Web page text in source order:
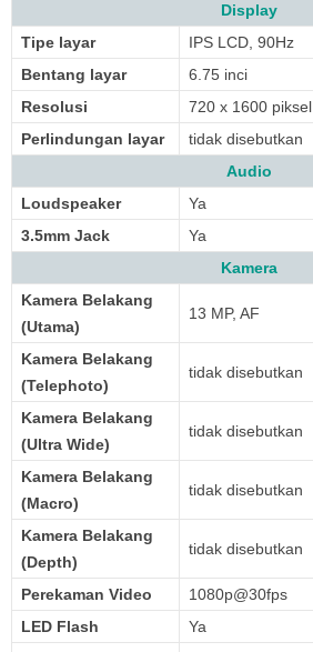
Display
Tipe layar
IPS LCD, 90Hz
Bentang layar
6.75 inci
Resolusi
720 x 1600 piksel
Perlindungan layar
tidak disebutkan
Audio
Loudspeaker
Ya
3.5mm Jack
Ya
Kamera
Kamera Belakang
(Utama)
13 MP, AF
Kamera Belakang
(Telephoto)
tidak disebutkan
Kamera Belakang
(Ultra Wide)
tidak disebutkan
Kamera Belakang
(Macro)
tidak disebutkan
Kamera Belakang
(Depth)
tidak disebutkan
Perekaman Video
1080p@30fps
LED Flash
Ya